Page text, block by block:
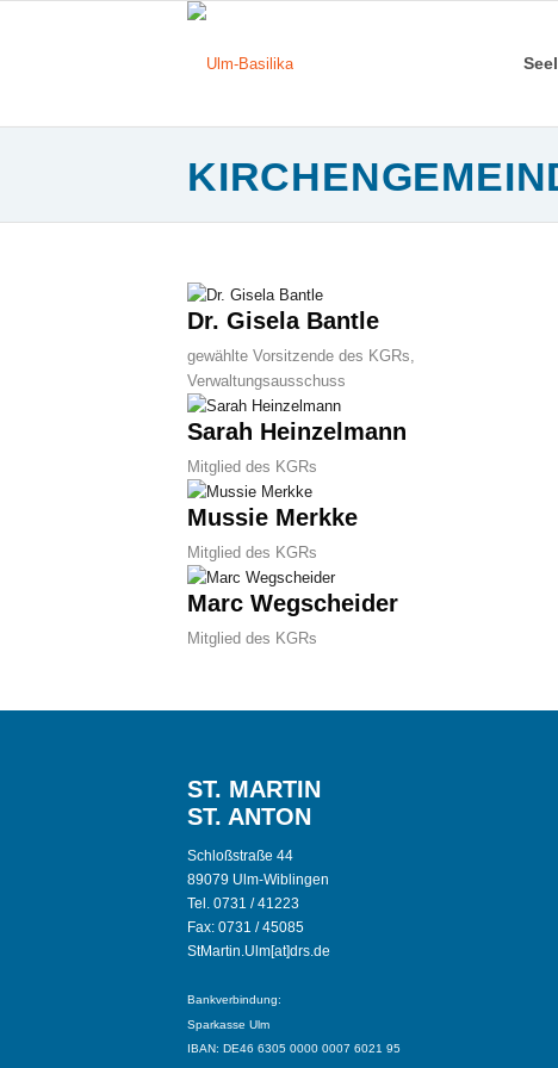
Dr. Gisela Bantle
gewählte Vorsitzende des KGRs,
Verwaltungsausschuss
Sarah Heinzelmann
Mitglied des KGRs
Mussie Merkke
Mitglied des KGRs
Marc Wegscheider
Mitglied des KGRs
ST. MARTIN
ST. ANTON
Schloßstraße 44
89079 Ulm-Wiblingen
Tel. 0731 / 41223
Fax: 0731 / 45085
StMartin.Ulm[at]drs.de
Bankverbindung:
Sparkasse Ulm
IBAN: DE46 6305 0000 0007 6021 95